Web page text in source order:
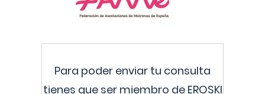
Para poder enviar tu consulta
tienes que ser miembro de EROSKI